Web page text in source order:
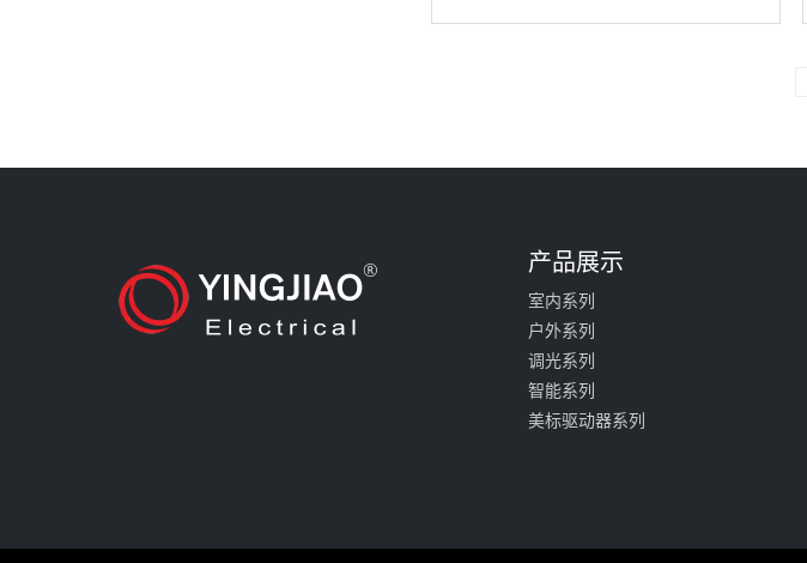
产品展示
室内系列
户外系列
调光系列
智能系列
美标驱动器系列